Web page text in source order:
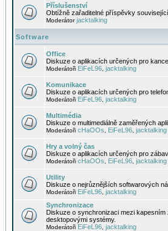
Příslušenství
Obtížně zařaditelné příspěvky
Moderátorjacktalking
Software
Office
Diskuze o aplikacích určených pro
Moderátoři EiFeL96 jacktalking
Komunikace
Diskuze o aplikacích určených pro
Moderátoři EiFeL96 jacktalking
Multimédia
Diskuze o multimediálně zaměřených
Moderátoři cHaOOs EiFeL96 jacktalking
Hry a volný čas
Diskuze o aplikacích určených pro
Moderátoři cHaOOs EiFeL96 jacktalking
Utility
Diskuze o nejrůznějších softwarových
Moderátoři EiFeL96 jacktalking
Synchronizace
Diskuze o synchronizaci mezi
desktopovými systémy.
Moderátoři EiFeL96 jacktalking